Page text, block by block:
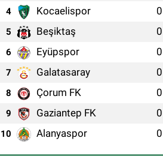
4 Kocaelispor 0
5 Beşiktaş 0
6 Eyüpspor 0
7 Galatasaray 0
8 Çorum FK 0
9 Gaziantep FK 0
10 Alanyaspor 0